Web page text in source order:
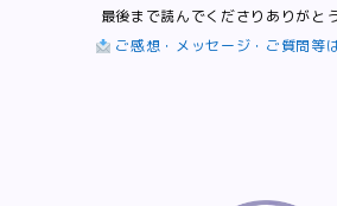
最後まで読んでくださりありがと
ご感想・メッセージ・ご質問等